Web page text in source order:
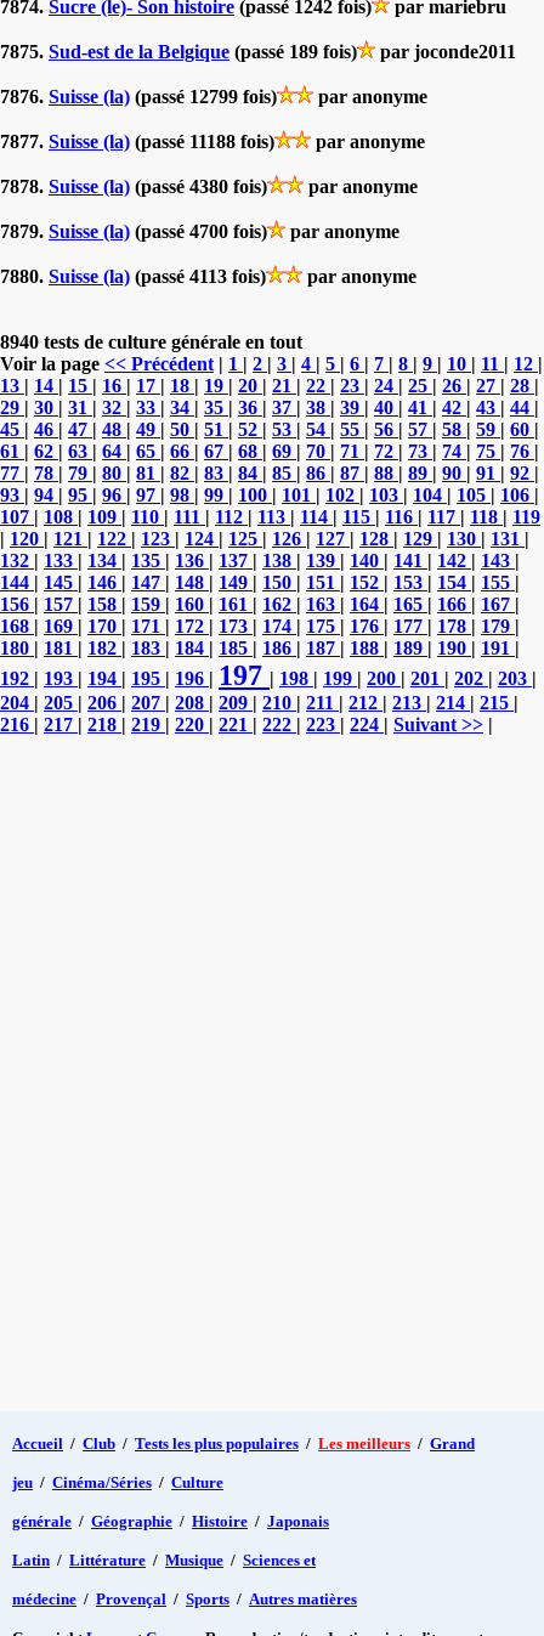
7874. Sucre (le)- Son histoire (passé 1242 fois) par mariebru
7875. Sud-est de la Belgique (passé 189 fois) par joconde2011
7876. Suisse (la) (passé 12799 fois) par anonyme
7877. Suisse (la) (passé 11188 fois) par anonyme
7878. Suisse (la) (passé 4380 fois) par anonyme
7879. Suisse (la) (passé 4700 fois) par anonyme
7880. Suisse (la) (passé 4113 fois) par anonyme
8940 tests de culture générale en tout
Voir la page << Précédent | 1 | 2 | 3 | 4 | 5 | 6 | 7 | 8 | 9 | 10 | 11 | 12 |
13 | 14 | 15 | 16 | 17 | 18 | 19 | 20 | 21 | 22 | 23 | 24 | 25 | 26 | 27 | 28 |
29 | 30 | 31 | 32 | 33 | 34 | 35 | 36 | 37 | 38 | 39 | 40 | 41 | 42 | 43 | 44 |
45 | 46 | 47 | 48 | 49 | 50 | 51 | 52 | 53 | 54 | 55 | 56 | 57 | 58 | 59 | 60 |
61 | 62 | 63 | 64 | 65 | 66 | 67 | 68 | 69 | 70 | 71 | 72 | 73 | 74 | 75 | 76 |
77 | 78 | 79 | 80 | 81 | 82 | 83 | 84 | 85 | 86 | 87 | 88 | 89 | 90 | 91 | 92 |
93 | 94 | 95 | 96 | 97 | 98 | 99 | 100 | 101 | 102 | 103 | 104 | 105 | 106 |
107 | 108 | 109 | 110 | 111 | 112 | 113 | 114 | 115 | 116 | 117 | 118 | 119
| 120 | 121 | 122 | 123 | 124 | 125 | 126 | 127 | 128 | 129 | 130 | 131 |
132 | 133 | 134 | 135 | 136 | 137 | 138 | 139 | 140 | 141 | 142 | 143 |
144 | 145 | 146 | 147 | 148 | 149 | 150 | 151 | 152 | 153 | 154 | 155 |
156 | 157 | 158 | 159 | 160 | 161 | 162 | 163 | 164 | 165 | 166 | 167 |
168 | 169 | 170 | 171 | 172 | 173 | 174 | 175 | 176 | 177 | 178 | 179 |
180 | 181 | 182 | 183 | 184 | 185 | 186 | 187 | 188 | 189 | 190 | 191 |
192 | 193 | 194 | 195 | 196 | 197 | 198 | 199 | 200 | 201 | 202 | 203 |
204 | 205 | 206 | 207 | 208 | 209 | 210 | 211 | 212 | 213 | 214 | 215 |
216 | 217 | 218 | 219 | 220 | 221 | 222 | 223 | 224 | Suivant >> |
Accueil / Club / Tests les plus populaires / Les meilleurs / Grand
jeu / Cinéma/Séries / Culture
générale / Géographie / Histoire / Japonais
Latin / Littérature / Musique / Sciences et
médecine / Provençal / Sports / Autres matières